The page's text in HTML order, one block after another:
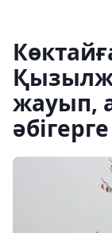
жауып,
әбігерге